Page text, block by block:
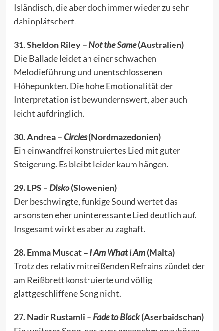
Isländisch, die aber doch immer wieder zu sehr
dahinplätschert.
31. Sheldon Riley – Not the Same(Australien)
Die Ballade leidet an einer schwachen
Melodieführung und unentschlossenen
Höhepunkten. Die hohe Emotionalität der
Interpretation ist bewundernswert, aber auch
leicht aufdringlich.
30. Andrea – Circles(Nordmazedonien)
Ein einwandfrei konstruiertes Lied mit guter
Steigerung. Es bleibt leider kaum hängen.
29. LPS – Disko(Slowenien)
Der beschwingte, funkige Sound wertet das
ansonsten eher uninteressante Lied deutlich auf.
Insgesamt wirkt es aber zu zaghaft.
28. Emma Muscat – I Am What I Am(Malta)
Trotz des relativ mitreißenden Refrains zündet der
am Reißbrett konstruierte und völlig
glattgeschliffene Song nicht.
27. Nadir Rustamli – Fade to Black(Aserbaidschan)